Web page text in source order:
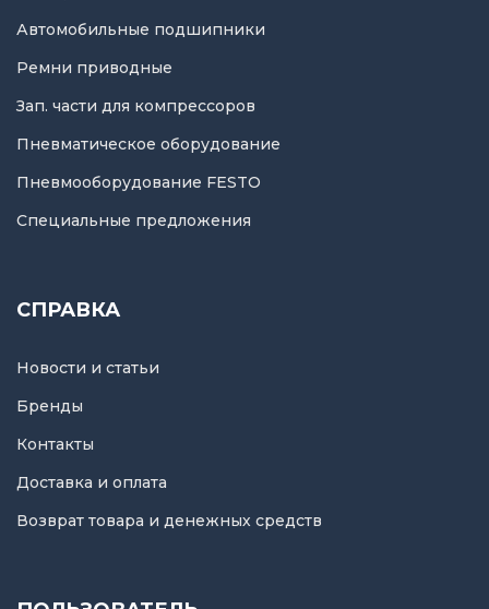
Автомобильные подшипники
Ремни приводные
Зап. части для компрессоров
Пневматическое оборудование
Пневмооборудование FESTO
Специальные предложения
СПРАВКА
Новости и статьи
Бренды
Контакты
Доставка и оплата
Возврат товара и денежных средств